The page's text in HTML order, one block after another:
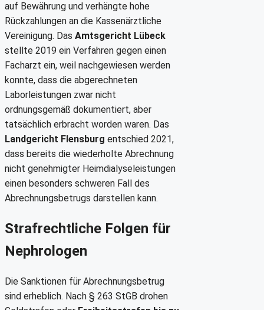
auf Bewährung und verhängte hohe
Rückzahlungen an die Kassenärztliche
Vereinigung. Das Amtsgericht Lübeck
stellte 2019 ein Verfahren gegen einen
Facharzt ein, weil nachgewiesen werden
konnte, dass die abgerechneten
Laborleistungen zwar nicht
ordnungsgemäß dokumentiert, aber
tatsächlich erbracht worden waren. Das
Landgericht Flensburg entschied 2021,
dass bereits die wiederholte Abrechnung
nicht genehmigter Heimdialyseleistungen
einen besonders schweren Fall des
Abrechnungsbetrugs darstellen kann.
Strafrechtliche Folgen für
Nephrologen
Die Sanktionen für Abrechnungsbetrug
sind erheblich. Nach § 263 StGB drohen